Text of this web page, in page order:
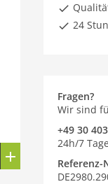
24
Fragen?
Wir sind
+49 30
24h/7 Tage
Referenz-